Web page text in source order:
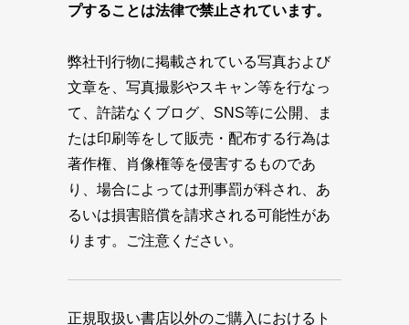
プすることは法律で禁止されています。
弊社刊行物に掲載されている写真および
文章を、写真撮影やスキャン等を行なっ
て、許諾なくブログ、SNS等に公開、ま
たは印刷等をして販売・配布する行為は
著作権、肖像権等を侵害するものであ
り、場合によっては刑事罰が科され、あ
るいは損害賠償を請求される可能性があ
ります。ご注意ください。
正規取扱い書店以外のご購入におけるト